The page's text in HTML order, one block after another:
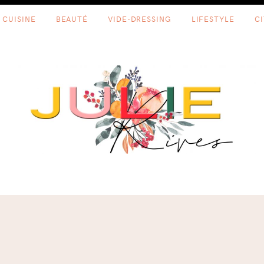
CUISINE BEAUTÉ VIDE-DRESSING LIFESTYLE